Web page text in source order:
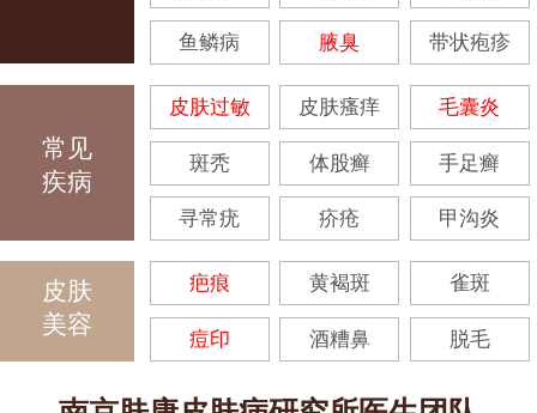
鱼鳞病 腋臭 带状疱疹
常见
疾病
皮肤过敏 皮肤瘙痒 毛囊炎
斑秃 体股癣 手足癣
寻常疣 疥疮 甲沟炎
皮肤
美容
疤痕 黄褐斑 雀斑
痘印 酒糟鼻 脱毛